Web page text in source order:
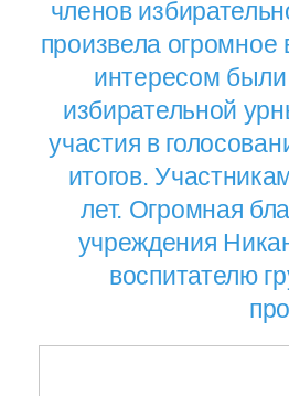
членов
произвела огромное
интересом
избирательной
участия в
итогов.
лет. Огромная
учреждения
воспитателю